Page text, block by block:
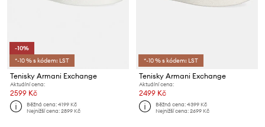
-10%
*-10 % s kódem: LST
Tenisky Armani Exchange
Aktuální cena:
2599 Kč
Běžná cena:4199 Kč
Nejnižší cena:2899 Kč
*-10 % s kódem: LST
Tenisky Armani Exchange
Aktuální cena:
2499 Kč
Běžná cena:4399 Kč
Nejnižší cena:2699 Kč